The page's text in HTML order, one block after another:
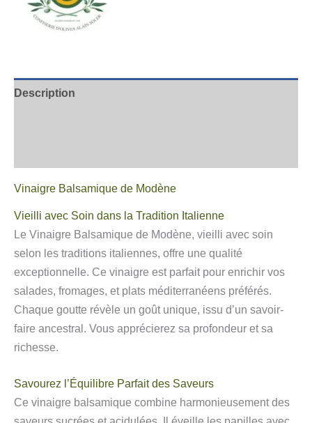
Description
Vinaigre Balsamique de Modène
Vieilli avec Soin dans la Tradition Italienne
Le Vinaigre Balsamique de Modène, vieilli avec soin
selon les traditions italiennes, offre une qualité
exceptionnelle. Ce vinaigre est parfait pour enrichir vos
salades, fromages, et plats méditerranéens préférés.
Chaque goutte révèle un goût unique, issu d’un savoir-
faire ancestral. Vous apprécierez sa profondeur et sa
richesse.
Savourez l’Équilibre Parfait des Saveurs
Ce vinaigre balsamique combine harmonieusement des